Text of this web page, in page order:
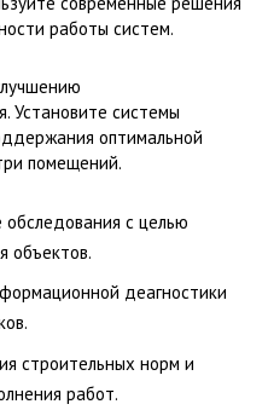
работы систем.
Установите системы
оптимальной
помещений.
с целью
объектов.
деагностики
строительных норм и
работ.